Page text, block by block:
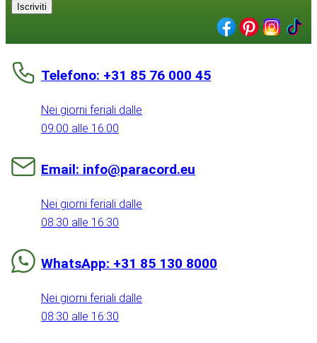
Iscriviti
Telefono: +31 85 76 000 45
Nei giorni feriali dalle
09:00 alle 16:00
Email: info@paracord.eu
Nei giorni feriali dalle
08:30 alle 16:30
WhatsApp: +31 85 130 8000
Nei giorni feriali dalle
08:30 alle 16:30